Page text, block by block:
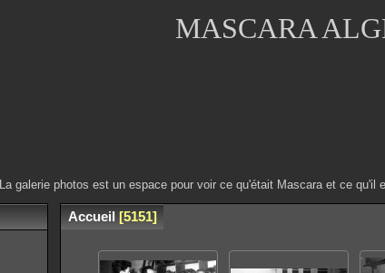
MASCARA
La galerie photos est un espace pour voir ce qu'était Mascara et ce
Accueil 5151